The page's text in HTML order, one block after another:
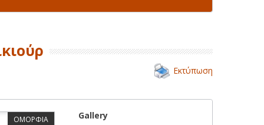
Εκτύπωση
ΟΜΟΡΦΙΑ Gallery